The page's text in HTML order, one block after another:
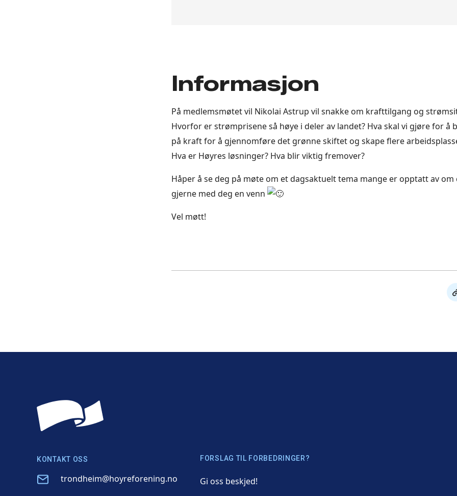
Informasjon
På medlemsmøtet vil Nikolai Astrup vil snakke om krafttilgang og
Hvorfor er strømprisene så høye i deler av landet? Hva skal vi gjøre for å
på kraft for å gjennomføre det grønne skiftet og skape flere
Hva er Høyres løsninger? Hva blir viktig fremover?
Håper å se deg på møte om et dagsaktuelt tema mange er opptatt av om
gjerne med deg en venn
Vel møtt!
KONTAKT OSS
Email trondheim@hoyreforening.no
FORSLAG TIL FORBEDRINGER?
Gi oss beskjed!